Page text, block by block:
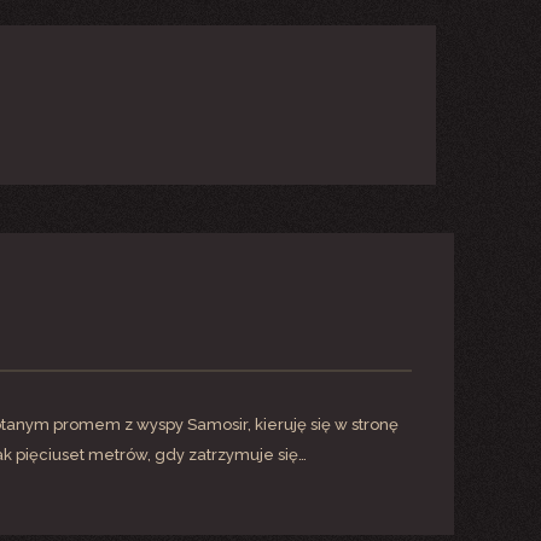
promem z wyspy Samosir, kieruję się w stronę
pięciuset metrów, gdy zatrzymuje się…